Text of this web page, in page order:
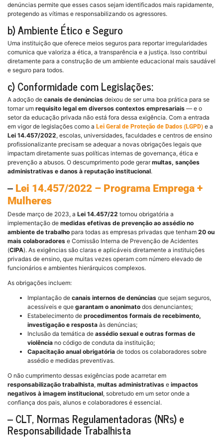
denúncias permite que esses casos sejam identificados mais rapidamente,
protegendo as vítimas e responsabilizando os agressores.
b) Ambiente Ético e Seguro
Uma instituição que oferece meios seguros para reportar irregularidades
comunica que valoriza a ética, a transparência e a justiça. Isso contribui
diretamente para a construção de um ambiente educacional mais saudável
e seguro para todos.
c) Conformidade com Legislações:
A adoção de canais de denúncias deixou de ser uma boa prática para se
tornar um requisito legal em diversos contextos empresariais — e o
setor da educação privada não está fora dessa exigência. Com a entrada
em vigor de legislações como a Lei Geral de Proteção de Dados (LGPD) e a
Lei 14.457/2022, escolas, universidades, faculdades e centros de ensino
profissionalizante precisam se adequar a novas obrigações legais que
impactam diretamente suas políticas internas de governança, ética e
prevenção a abusos. O descumprimento pode gerarmultas, sanções
administrativas e danos à reputação institucional.
– Lei 14.457/2022 – Programa Emprega +
Mulheres
Desde março de 2023, a Lei 14.457/22 tornou obrigatória a
implementação de medidas efetivas de prevenção ao assédio no
ambiente de trabalho para todas as empresas privadas que tenham 20 ou
mais colaboradores e Comissão Interna de Prevenção de Acidentes
(CIPA). As exigências são claras e aplicáveis diretamente a instituições
privadas de ensino, que muitas vezes operam com número elevado de
funcionários e ambientes hierárquicos complexos.
As obrigações incluem:
Implantação de canais internos de denúncias que sejam seguros,
acessíveis e que garantam o anonimato dos denunciantes;
Estabelecimento de procedimentos formais de recebimento,
investigação e resposta às denúncias;
Inclusão da temática de assédio sexual e outras formas de
violência no código de conduta da instituição;
Capacitação anual obrigatória de todos os colaboradores sobre
assédio e medidas preventivas.
O não cumprimento dessas exigências pode acarretar em
responsabilização trabalhista, multas administrativas e impactos
negativos à imagem institucional, sobretudo em um setor onde a
confiança dos pais, alunos e colaboradores é essencial.
– CLT, Normas Regulamentadoras (NRs) e
Responsabilidade Trabalhista